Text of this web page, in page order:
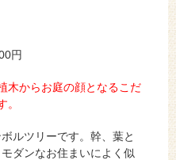
円
木からお庭の顔となるこだ
。
ルツリーです。幹、葉と
ダンなお住まいによく似